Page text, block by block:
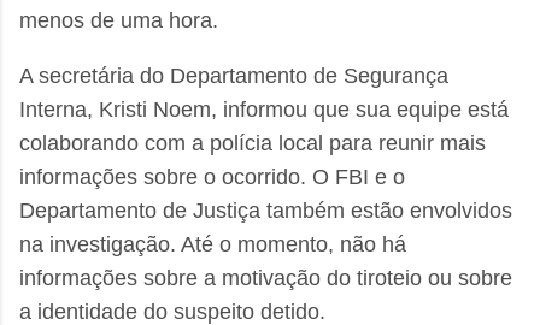
menos de uma hora.
A secretária do Departamento de Segurança
Interna, Kristi Noem, informou que sua equipe está
colaborando com a polícia local para reunir mais
informações sobre o ocorrido. O FBI e o
Departamento de Justiça também estão envolvidos
na investigação. Até o momento, não há
informações sobre a motivação do tiroteio ou sobre
a identidade do suspeito detido.